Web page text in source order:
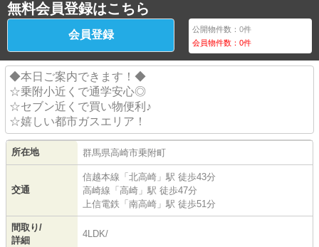
無料会員登録はこちら
会員登録 公開物件数：0件
会員物件数：0件
◆本日ご案内できます！◆
☆乗附小近くで通学安心◎
☆セブン近くで買い物便利♪
☆嬉しい都市ガスエリア！
所在地 群馬県高崎市乗附町
交通
信越本線 「 北高崎 」駅 徒歩43分
高崎線 「 高崎 」駅 徒歩47分
上信電鉄 「 南高崎 」駅 徒歩51分
間取り/
詳細
4LDK/